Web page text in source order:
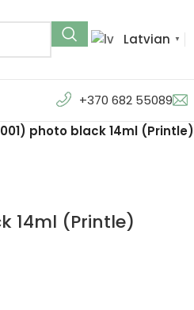
Latvian ▼
+370 682 55089
photo black 14ml (Printle)
14ml (Printle)